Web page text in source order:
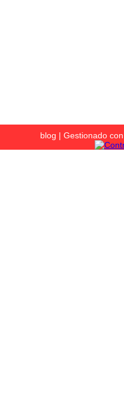
blog | Gestionado con